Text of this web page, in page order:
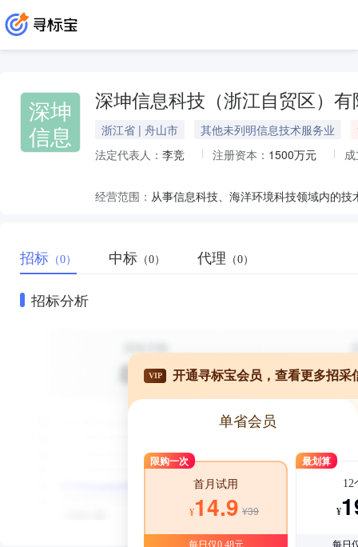
深坤
信息
深坤信息科技（浙江自贸区）有
浙江省 | 舟山市 其他未列明信息技术服务业
法定代表人： 李竞 注册资本： 1500万元
经营范围：
招标 （0） 中标 （0） 代理 （0）
招标分析
VIP 开通寻标宝会员，查看更多招采
单省会员
限购一次
首月试用
¥14.9 ¥39
每日仅0.48元
最划算
12
¥
每日